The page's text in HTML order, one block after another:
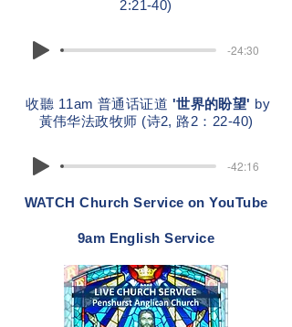
2:21-40)
-24:30
收聽 11am 普通话证道 '世界的盼望' by
黃伟华法政牧师 (诗2, 路2：22-40)
-42:16
WATCH Church Service on YouTube
9am English Service